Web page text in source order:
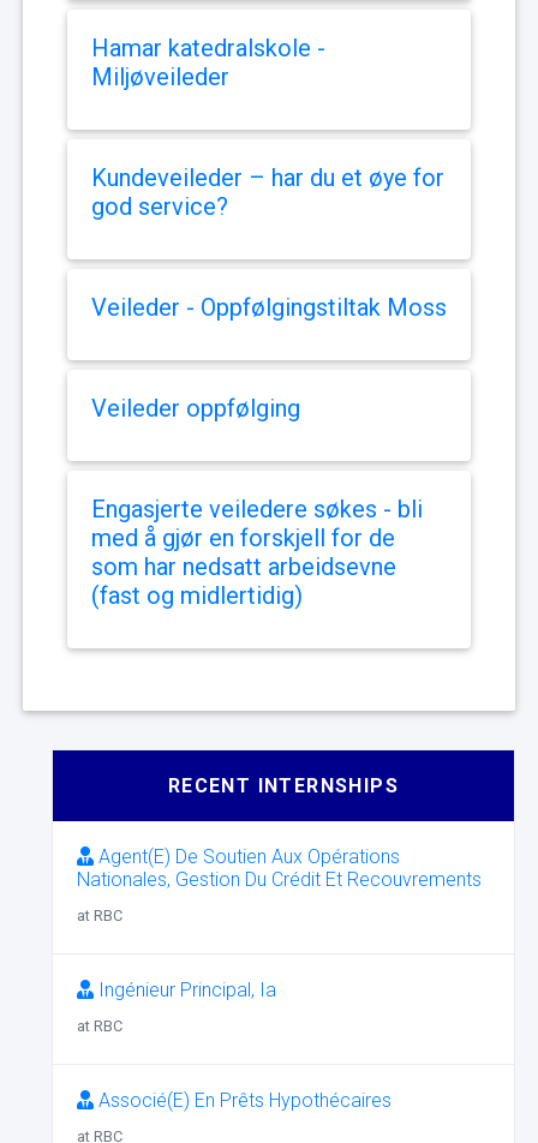
Hamar katedralskole -
Miljøveileder
Kundeveileder – har du et øye for
god service?
Veileder - Oppfølgingstiltak Moss
Veileder oppfølging
Engasjerte veiledere søkes - bli
med å gjør en forskjell for de
som har nedsatt arbeidsevne
(fast og midlertidig)
RECENT INTERNSHIPS
Agent(E) De Soutien Aux Opérations
Nationales, Gestion Du Crédit Et Recouvrements
at RBC
Ingénieur Principal, Ia
at RBC
Associé(E) En Prêts Hypothécaires
at RBC